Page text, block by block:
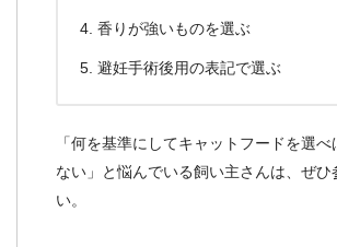
香りが強いものを選ぶ
避妊手術後用の表記で選ぶ
「何を基準にしてキャットフードを選
ない」と悩んでいる飼い主さんは、ぜひ
い。